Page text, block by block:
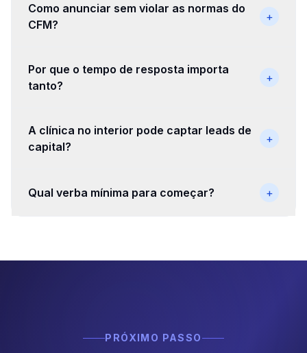
Como anunciar sem violar as normas do
CFM?
+
Por que o tempo de resposta importa
tanto?
+
A clínica no interior pode captar leads de
capital?
+
Qual verba mínima para começar? +
PRÓXIMO PASSO